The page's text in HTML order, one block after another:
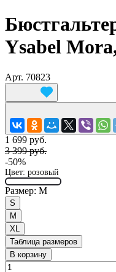
Ysabel
Арт. 70823
1 699 руб.
3 399 руб.
-50%
Цвет: розовый
Размер: M
S
M
XL
Таблица размеров
В корзину